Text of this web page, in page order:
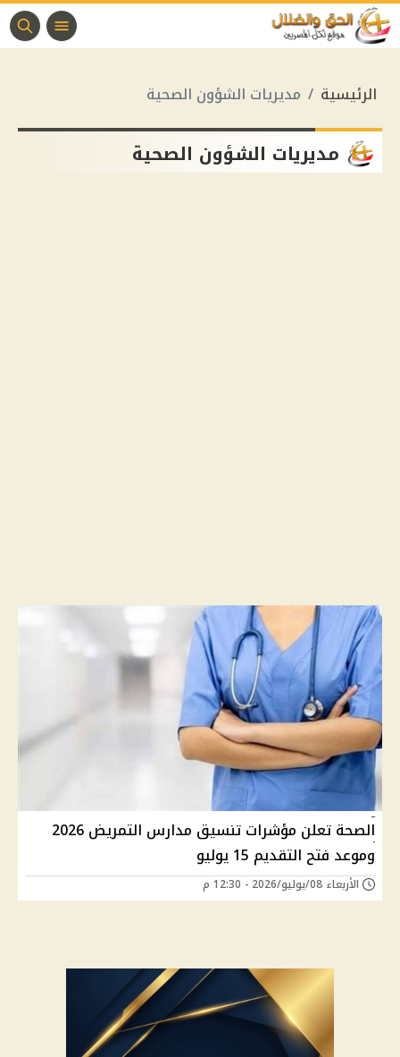
الرئيسية مديريات الشؤون الصحية
مديريات الشؤون الصحية
الصحة تعلن مؤشرات تنسيق مدارس التمريض 2026
وموعد فتح التقديم 15 يوليو
الأربعاء 08/يوليو/2026 - 12:30 م